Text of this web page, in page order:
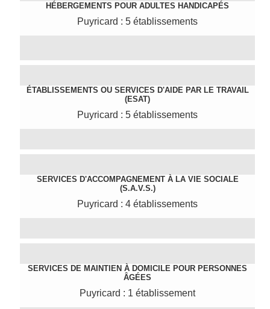
HÉBERGEMENTS POUR ADULTES HANDICAPÉS
Puyricard : 5 établissements
ÉTABLISSEMENTS OU SERVICES D'AIDE PAR LE TRAVAIL
(ESAT)
Puyricard : 5 établissements
SERVICES D'ACCOMPAGNEMENT À LA VIE SOCIALE
(S.A.V.S.)
Puyricard : 4 établissements
SERVICES DE MAINTIEN À DOMICILE POUR PERSONNES
ÂGÉES
Puyricard : 1 établissement